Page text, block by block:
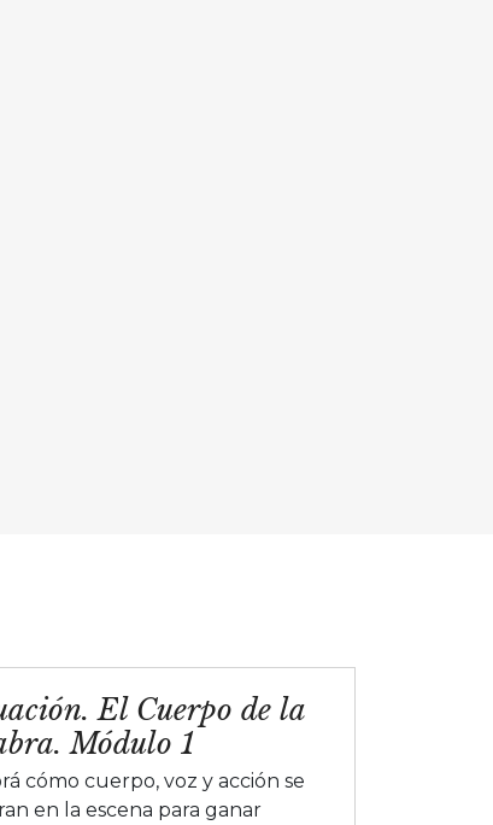
El Cuerpo de la
Módulo 1
cómo cuerpo, voz y acción se
en la escena para ganar